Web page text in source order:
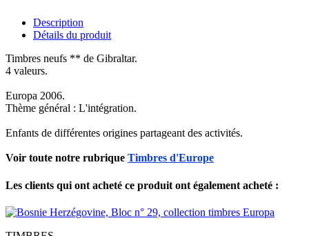
Description
Détails du produit
Timbres neufs ** de Gibraltar.
4 valeurs.
Europa 2006.
Thème général : L'intégration.
Enfants de différentes origines partageant des activités.
Voir toute notre rubrique Timbres d'Europe
Les clients qui ont acheté ce produit ont également acheté :